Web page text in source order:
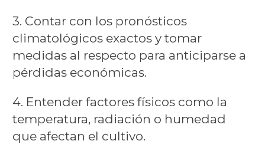
3. Contar con los pronósticos
climatológicos exactos y tomar
medidas al respecto para anticiparse a
pérdidas económicas.
4. Entender factores físicos como la
temperatura, radiación o humedad
que afectan el cultivo.